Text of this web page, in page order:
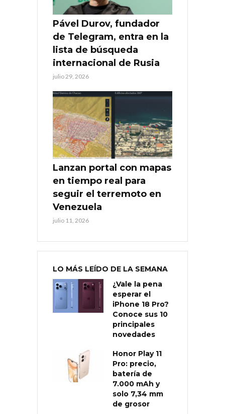
Pável Durov, fundador
de Telegram, entra en la
lista de búsqueda
internacional de Rusia
julio 29, 2026
Lanzan portal con mapas
en tiempo real para
seguir el terremoto en
Venezuela
julio 11, 2026
LO MÁS LEÍDO DE LA SEMANA
¿Vale la pena
esperar el
iPhone 18 Pro?
Conoce sus 10
principales
novedades
Honor Play 11
Pro: precio,
batería de
7.000 mAh y
solo 7,34 mm
de grosor